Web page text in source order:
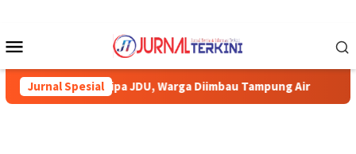
Mobile
Jurnal Spesial
Warga Diimbau Tampung Air Pemkab Karimun